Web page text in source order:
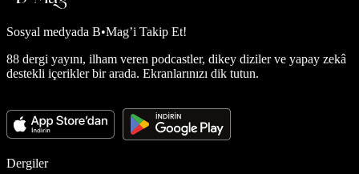
Sosyal medyada B•Mag’i Takip Et!
88 dergi yayını, ilham veren podcastler, dikey diziler ve yapay zekâ
destekli içerikler bir arada. Ekranlarınızı dik tutun.
Dergiler